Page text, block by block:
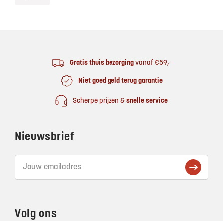
Gratis thuis bezorgingvanaf €59,-
Niet goed geld terug garantie
Scherpe prijzen & snelle service
Nieuwsbrief
Volg ons